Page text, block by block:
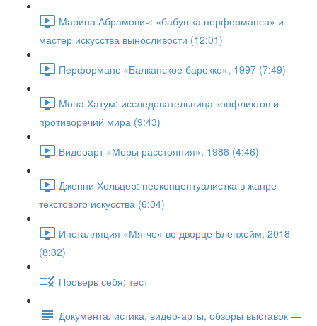
Марина Абрамович: «бабушка перформанса» и
мастер искусства выносливости (12:01)
Перформанс «Балканское барокко», 1997 (7:49)
Мона Хатум: исследовательница конфликтов и
противоречий мира (9:43)
Видеоарт «Меры расстояния», 1988 (4:46)
Дженни Хольцер: неоконцептуалистка в жанре
текстового искусства (6:04)
Инсталляция «Мягче» во дворце Бленхейм, 2018
(8:32)
Проверь себя: тест
Документалистика, видео-арты, обзоры выставок —